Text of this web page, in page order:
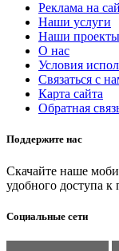
Реклама на
Наши услуги
Наши проекты
О нас
Условия
Связаться с
Карта сайта
Обратная
Поддержите нас
Скачайте наше
удобного доступа к
Социальные сети